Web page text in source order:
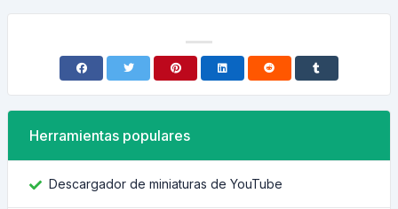
Herramientas populares
Descargador de miniaturas de YouTube